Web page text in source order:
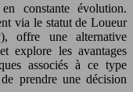
constante évolution.
via le statut de Loueur
offre une alternative
explore les avantages
associés à ce type
prendre une décision